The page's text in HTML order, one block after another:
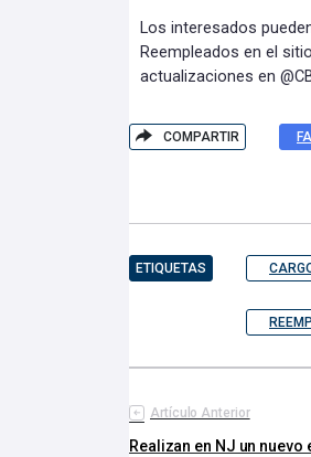
Los interesados
Reempleados en el
actualizaciones en
COMPARTIR
ETIQUETAS
Artículo Anterior
Realizan en NJ un